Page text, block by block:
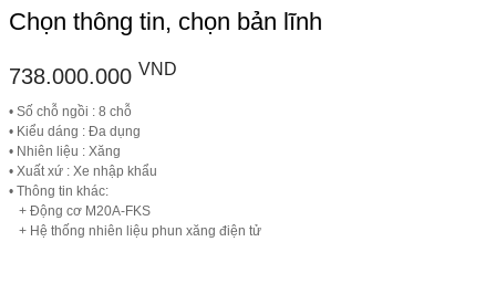
Giới thiệu đại lý
Dịch vụ
Tư vấn
Chọn thông tin, chọn bản lĩnh
738.000.000 VND
• Số chỗ ngồi : 8 chỗ
• Kiểu dáng : Đa dụng
• Nhiên liệu : Xăng
• Xuất xứ : Xe nhập khẩu
• Thông tin khác:
+ Động cơ M20A-FKS
+ Hệ thống nhiên liệu phun xăng điện tử